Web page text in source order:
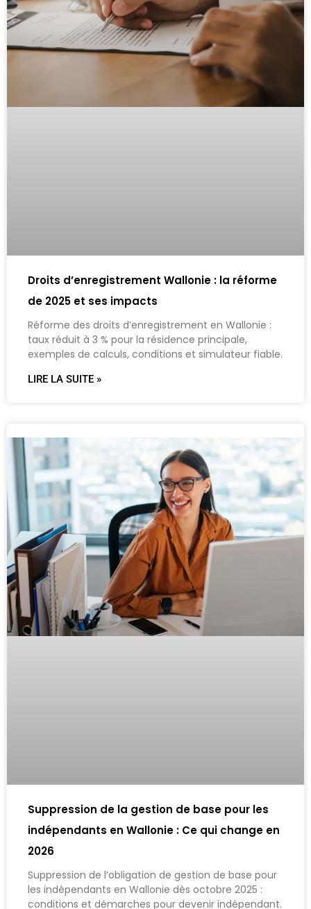
Droits d’enregistrement Wallonie : la réforme
de 2025 et ses impacts
Réforme des droits d’enregistrement en Wallonie :
taux réduit à 3 % pour la résidence principale,
exemples de calculs, conditions et simulateur fiable.
LIRE LA SUITE »
Suppression de la gestion de base pour les
indépendants en Wallonie : Ce qui change en
2026
Suppression de l’obligation de gestion de base pour
les indépendants en Wallonie dès octobre 2025 :
conditions et démarches pour devenir indépendant.